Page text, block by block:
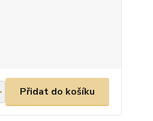
Přidat do košíku